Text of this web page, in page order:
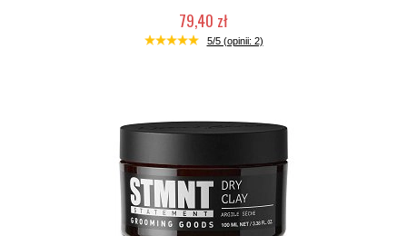
79,40 zł
Duża ilość (wysyłka w 24h)
5/5 (opinii: 2)